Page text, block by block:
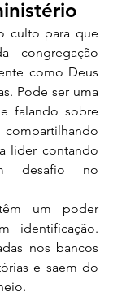
culto para que
congregação
como Deus
Pode ser uma
falando sobre
líder contando
desafio no
têm um poder
identificação.
nos bancos
e saem do